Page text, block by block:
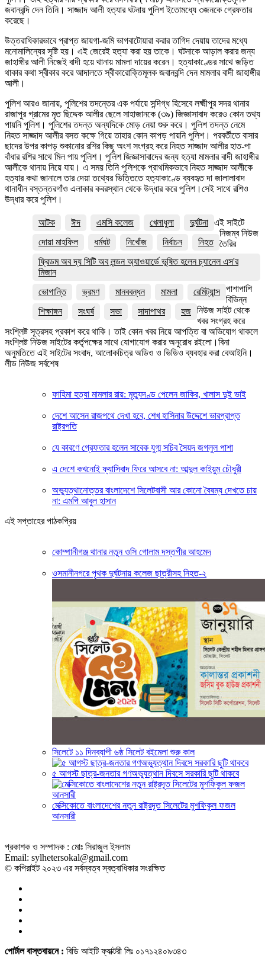
জবানবন্দি দেন তিনি। সাজ্জাদ আলী হত্যার ঘটনায় পুলিশ ইতোমধ্যে ৩জনকে গ্রেফতার
করেছে।
উত্তরাধিকারভাবে প্রাপ্ত জায়গা-জমি ভাগবাটোয়ারা করার তাগিদ দেয়ায় তাদের মধ্যে
মনোমালিন্যের সৃষ্টি হয়। এই জেরেই হত্যা করা হয় তাকে। ঘটনাকে আড়াল করার জন্য
জাহাঙ্গীর আলী নিজেই বাদী হয়ে থানায় মামলা দায়ের করেন। হত্যাকাণ্ডের সাথে জড়িত
থাকার কথা স্বীকার করে আদালতে স্বীকারোক্তিমূলক জবানবন্দি দেন মামলার বাদী জাহাঙ্গীর
আলী।
পুলিশ আরও জানায়, পুলিশের তদন্তের এক পর্যায়ে সন্দিগ্ধ হিসেবে লক্ষ্মীপুর সদর থানার
রাজাপুর গ্রামের মৃত ছিদ্দেক আলীর ছেলে সাহাজানকে (৩৯) জিজ্ঞাসাবাদ করেও কোন তথ্য
পায়নি পুলিশ। পুলিশের তদন্ত অন্যদিকে মোড় নেয়া শুরু করে। পুলিশ তদন্ত নেমে
নিহত সাজ্জাদ আলীর বসত কক্ষে গিয়ে তাহার কোন কাপড় পায়নি পুলিশ। পরবর্তীতে বাসার
ছাদের উপর কাপড় শুকানোর রশির কিছু অংশ সংগ্রহ করে নিহত সাজ্জাদ আলীর হাত-পা
বাঁধার রশির সাথে মিল পায় পুলিশ। পুলিশ জিজ্ঞাসাবাদের জন্য হত্যা মামলার বাদী জাহাঙ্গীর
আলীকে থানায় নিয়ে যায়। এ সময় তিনি পুলিশকে প্রাথমিকভাবে নিহত সাজ্জাদ আলীকে
হত্যার কথা জানালে তার দেয়া তথ্যের ভিত্তিতে হত্যাকাণ্ডে ব্যবহৃত দা জালালাবাদ
থানাধীন বস্তন্তরগাঁও এলাকার কবরস্থান থেকে উদ্ধার করে পুলিশ।সেই সাথে রশিও
উদ্ধার করে পুলিশ।
আটক ঈদ এমসি কলেজ খেলাধুলা
দুর্ঘটনা
দোয়া মাহফিল
ধর্মঘট নিখোঁজ নির্বাচন
নিহত
ফ্রিডম অব দ্য সিটি অব লন্ডন অ্যাওয়ার্ডে ভূষিত হলেন চ্যানেল এস'র
মিজান
ভোগান্তি
ভ্রমণ মানববন্ধন মামলা
রেমিট্যান্স
শিক্ষাঙ্গন
সংঘর্ষ সভা সাদাপাথর হজ
এই সাইটে
নিজম্ব নিউজ
তৈরির
পাশাপাশি
বিভিন্ন
নিউজ সাইট থেকে
খবর সংগ্রহ করে
সংশ্লিষ্ট সূত্রসহ প্রকাশ করে থাকি। তাই কোন খবর নিয়ে আপত্তি বা অভিযোগ থাকলে
সংশ্লিষ্ট নিউজ সাইটের কর্তৃপক্ষের সাথে যোগাযোগ করার অনুরোধ রইলো।বিনা
অনুমতিতে এই সাইটের সংবাদ, আলোকচিত্র অডিও ও ভিডিও ব্যবহার করা বেআইনি।
লীড নিউজ সর্বশেষ
ফাহিমা হত্যা মামলার রায়: মৃত্যুদণ্ড পেলেন জাকির, খালাস দুই ভাই
দেশে আসেন রাজপথে দেখা হবে, শেখ হাসিনার উদ্দেশে ভারপ্রাপ্ত
রাষ্ট্রপতি
যে কারণে গ্রেফতার হলেন সাবেক যুগ্ম সচিব সৈয়দ জগলুল পাশা
এ দেশে কখনোই ফ্যাসিবাদ ফিরে আসবে না: আব্দুল কাইয়ুম চৌধুরী
অভ্যুত্থানোত্তর বাংলাদেশে সিলেটবাসী আর কোনো বৈষম্য দেখতে চায়
না: এমপি আবুল হাসান
এই সপ্তাহের পাঠকপ্রিয়
কোম্পানীগঞ্জ থানার নতুন ওসি গোলাম দস্তগীর আহমেদ
ওসমানীনগরে পৃথক দুর্ঘটনায় কলেজ ছাত্রীসহ নিহত-২
সিলেটে ১১ দিনব্যাপী ৬ষ্ঠ সিলেট বইমেলা শুরু কাল
৫ আগস্ট ছাত্র-জনতার গণঅভ্যুত্থান দিবসে সরকারি ছুটি থাকবে
মেক্সিকোতে বাংলাদেশের নতুন রাষ্ট্রদূত সিলেটের মুশফিকুল ফজল
আনসারী
প্রকাশক ও সম্পাদক : মোঃ সিরাজুল ইসলাম
Email: sylhetersokal@gmail.com
© কপিরাইট ২০২৩ এর সর্বস্বত্ব স্বত্বাধিকার সংরক্ষিত
পোর্টাল বাস্তবায়নে : বিডি আইটি ফ্যাক্টরী লিঃ ০১৭১২৪০৯৩৪৩